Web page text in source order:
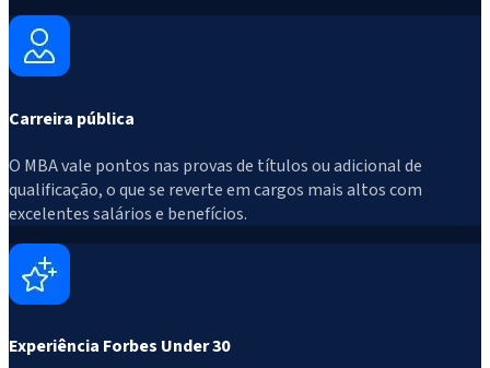
Carreira pública
O MBA vale pontos nas provas de títulos ou adicional de
qualificação, o que se reverte em cargos mais altos com
excelentes salários e benefícios.
Experiência Forbes Under 30